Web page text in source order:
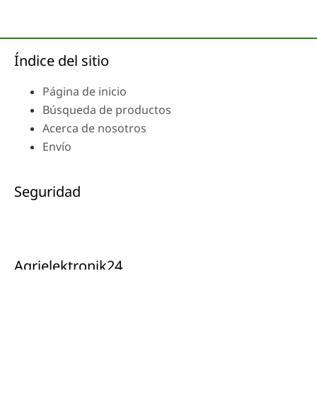
Índice del sitio
Página de inicio
Búsqueda de productos
Acerca de nosotros
Envío
Seguridad
Agrielektronik24